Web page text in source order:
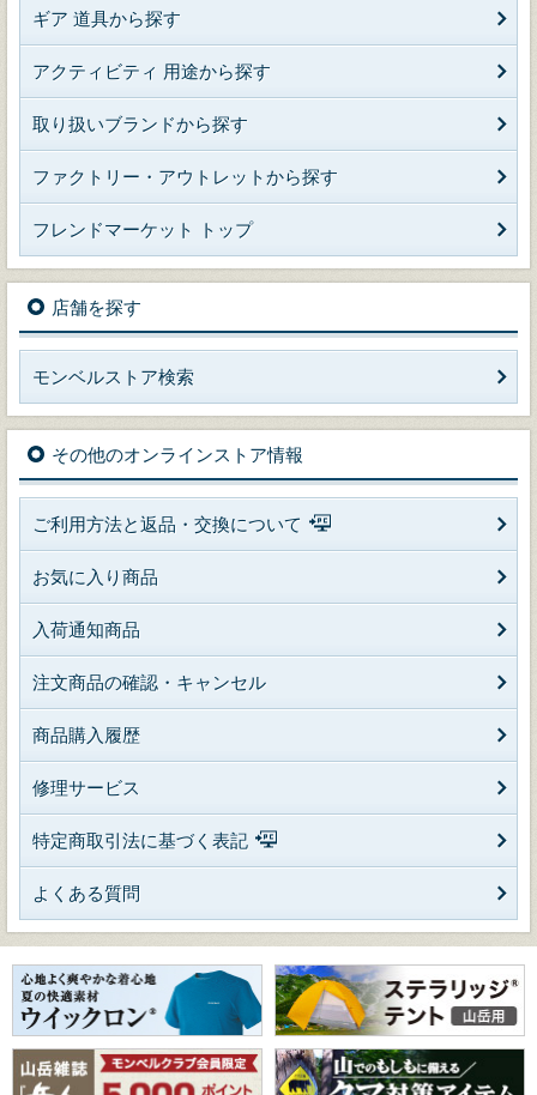
ギア 道具から探す
アクティビティ 用途から探す
取り扱いブランドから探す
ファクトリー・アウトレットから探す
フレンドマーケット トップ
店舗を探す
モンベルストア検索
その他のオンラインストア情報
ご利用方法と返品・交換について
お気に入り商品
入荷通知商品
注文商品の確認・キャンセル
商品購入履歴
修理サービス
特定商取引法に基づく表記
よくある質問